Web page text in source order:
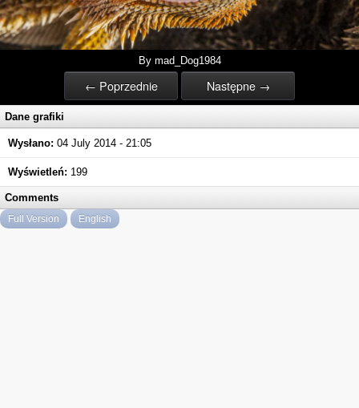
By mad_Dog1984
← Poprzednie Następne →
Dane grafiki
Wysłano: 04 July 2014 - 21:05
Wyświetleń: 199
Comments
Full Version English